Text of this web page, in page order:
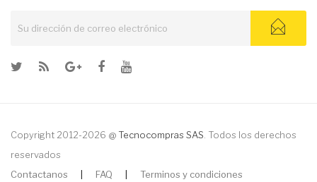
Copyright 2012-2026 @ Tecnocompras SAS . Todos los derechos
reservados
Contactanos
FAQ Terminos y condiciones